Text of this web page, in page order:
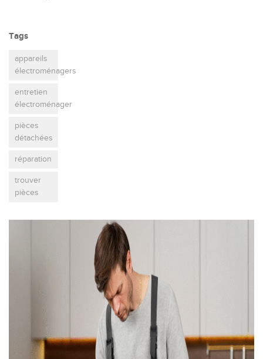
Tags
appareils
électroménagers
entretien
électroménager
pièces
détachées
réparation
trouver
pièces